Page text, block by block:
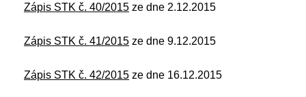
Zápis STK č. 40/2015 ze dne 2.12.2015
Zápis STK č. 41/2015 ze dne 9.12.2015
Zápis STK č. 42/2015 ze dne 16.12.2015